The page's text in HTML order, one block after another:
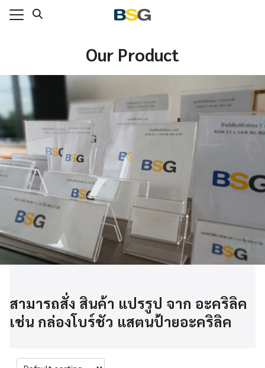
Skip
องเรา
ำ
เรา
ม
า
Our Product
สามารถสั่ง สินค้า แปรรูป จาก อะคริลิค
เช่น กล่องโบร์ชัว แสตนป้ายอะคริลิค